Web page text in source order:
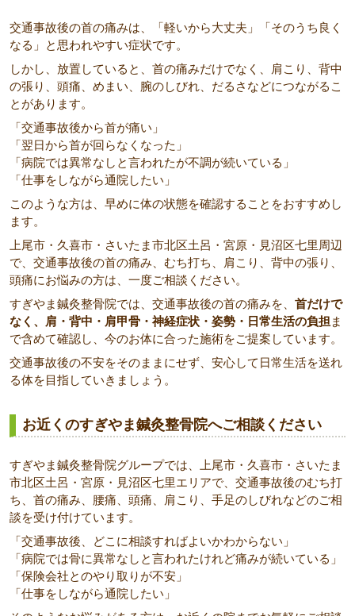
交通事故後の首の痛みは、「軽いから大丈夫」「そのうち良く
なる」と思われやすい症状です。
しかし、放置していると、首の痛みだけでなく、肩こり、背中
の張り、頭痛、めまい、腕のしびれ、だるさなどにつながるこ
とがあります。
「交通事故後から首が痛い」
「翌日から首が回らなくなった」
「病院では異常なしと言われたが不調が続いている」
「仕事をしながら通院したい」
このような方は、早めに体の状態を確認することをおすすめし
ます。
上尾市・久喜市・さいたま市北区土呂・宮原・見沼区七里周辺
で、交通事故後の首の痛み、むち打ち、肩こり、背中の張り、
頭痛にお悩みの方は、一度ご相談ください。
すぎやま鍼灸整骨院では、交通事故後の首の痛みを、 首だけで
なく、肩・背中・肩甲骨・神経症状・姿勢・日常生活の負担 ま
で含めて確認し、今のお体に合った施術をご提案しています。
交通事故後の不安をそのままにせず、安心して日常生活を送れ
る体を目指していきましょう。
お近くのすぎやま鍼灸整骨院へご相談ください
すぎやま鍼灸整骨院グループでは、上尾市・久喜市・さいたま
市北区土呂・宮原・見沼区七里エリアで、交通事故後のむち打
ち、首の痛み、腰痛、頭痛、肩こり、手足のしびれなどのご相
談を受け付けています。
「交通事故後、どこに相談すればよいかわからない」
「病院では骨に異常なしと言われたけれど痛みが続いている」
「保険会社とのやり取りが不安」
「仕事をしながら通院したい」